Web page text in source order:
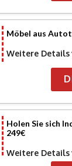
Möbel aus
Weitere Details
Holen Sie sich
249€
Weitere Details